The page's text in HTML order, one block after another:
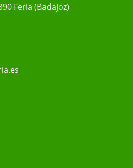
Feria (Badajoz)